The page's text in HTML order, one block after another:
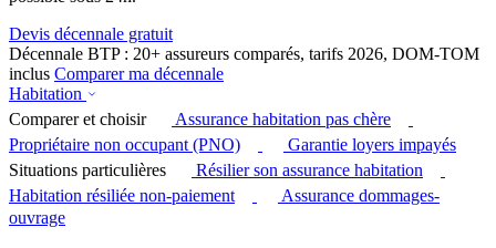
Devis décennale gratuit
Décennale BTP : 20+ assureurs comparés, tarifs 2026, DOM-TOM
inclus Comparer ma décennale
Habitation
Comparer et choisir
Assurance habitation pas chère
Propriétaire non occupant (PNO)
Garantie loyers impayés
Situations particulières
Résilier son assurance habitation
Habitation résiliée non-paiement
Assurance dommages-
ouvrage